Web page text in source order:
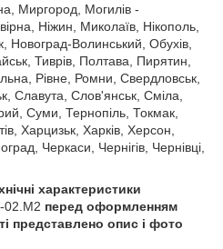
Миргород, Могилів -
Ніжин, Миколаїв, Нікополь,
Новоград-Волинський, Обухів,
Тиврів, Полтава, Пирятин,
Рівне, Ромни, Свердловськ,
Славута, Слов'янськ, Сміла,
Суми, Тернопіль, Токмак,
Харцизьк, Харків, Херсон,
Черкаси, Чернігів, Чернівці,
характеристики
02.M2 перед оформленням
представлено опис і фото